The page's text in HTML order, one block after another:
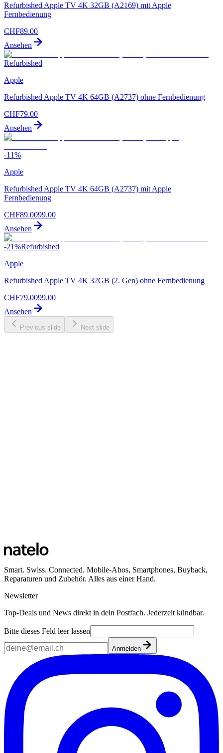
Refurbished Apple TV 4K 32GB (A2169) mit Apple
Fernbedienung
CHF89.00
Ansehen
Refurbished
Apple
Refurbished Apple TV 4K 64GB (A2737) ohne Fernbedienung
CHF79.00
Ansehen
-11%
Apple
Refurbished Apple TV 4K 64GB (A2737) mit Apple
Fernbedienung
CHF89.0099.00
Ansehen
-21%Refurbished
Apple
Refurbished Apple TV 4K 32GB (2. Gen) ohne Fernbedienung
CHF79.0099.00
Ansehen
Previous slide Next slide
Smart. Swiss. Connected. Mobile-Abos, Smartphones, Buyback,
Reparaturen und Zubehör. Alles aus einer Hand.
Newsletter
Top-Deals und News direkt in dein Postfach. Jederzeit kündbar.
Bitte dieses Feld leer lassen
Anmelden